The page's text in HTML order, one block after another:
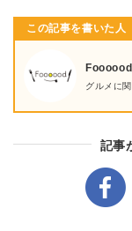
この記事を書いた人
グルメに
記事